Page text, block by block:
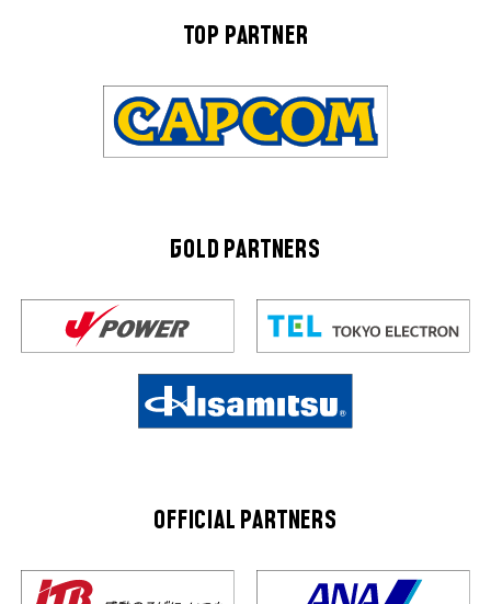
TOP PARTNER
GOLD PARTNERS
OFFICIAL PARTNERS